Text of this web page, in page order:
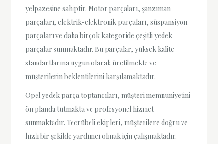
yelpazesine sahiptir. Motor parçaları, şanzıman
parçaları, elektrik-elektronik parçaları, süspansiyon
parçaları ve daha birçok kategoride çeşitli yedek
parçalar sunmaktadır. Bu parçalar, yüksek kalite
standartlarına uygun olarak üretilmekte ve
müşterilerin beklentilerini karşılamaktadır.
Opel yedek parça toptancıları, müşteri memnuniyetini
ön planda tutmakta ve profesyonel hizmet
sunmaktadır. Tecrübeli ekipleri, müşterilere doğru ve
hızlı bir şekilde yardımcı olmak için çalışmaktadır.